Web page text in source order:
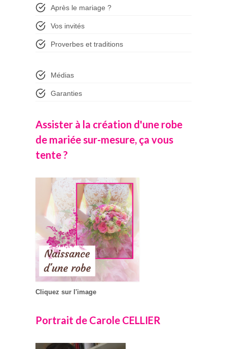
Après le mariage ?
Vos invités
Proverbes et traditions
Médias
Garanties
Assister à la création d'une robe
de mariée sur-mesure, ça vous
tente ?
Cliquez sur l'image
Portrait de Carole CELLIER